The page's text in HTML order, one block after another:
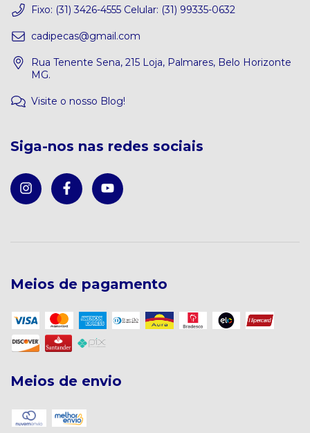
Fixo: (31) 3426-4555 Celular: (31) 99335-0632
cadipecas@gmail.com
Rua Tenente Sena, 215 Loja, Palmares, Belo Horizonte
MG.
Visite o nosso Blog!
Siga-nos nas redes sociais
Meios de pagamento
Meios de envio